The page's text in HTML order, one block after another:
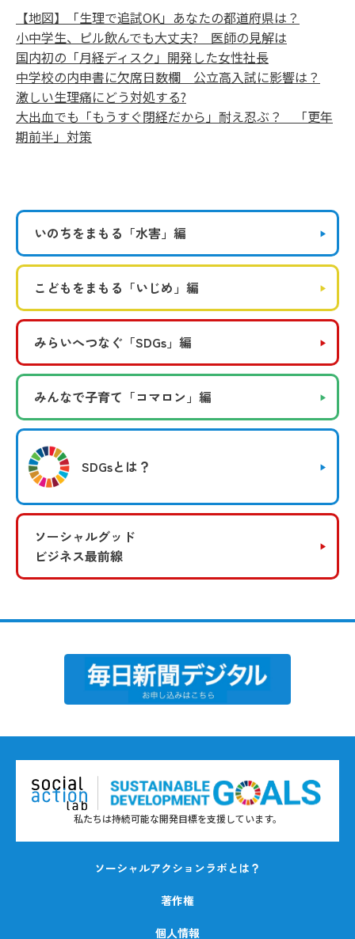
【地図】「生理で追試OK」あなたの都道府県は？
小中学生、ピル飲んでも大丈夫? 医師の見解は
国内初の「月経ディスク」開発した女性社長
中学校の内申書に欠席日数欄 公立高入試に影響は？
激しい生理痛にどう対処する?
大出血でも「もうすぐ閉経だから」耐え忍ぶ？ 「更年
期前半」対策
いのちをまもる 「水害」編
こどもをまもる 「いじめ」編
みらいへつなぐ 「SDGs」編
みんなで子育て 「コマロン」編
SDGsとは？
ソーシャルグッド
ビジネス最前線
私たちは持続可能な開発目標を支援しています。
ソーシャルアクションラボとは？
著作権
個人情報